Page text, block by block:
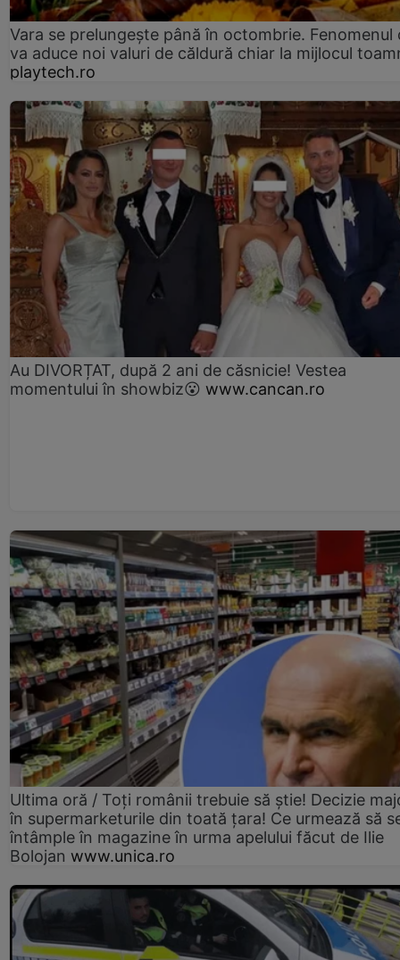
Vara se prelungeşte până în octombrie. Fenomenul
va aduce noi valuri de căldură chiar la mijlocul
playtech.ro
Au DIVORȚAT, după 2 ani de căsnicie! Vestea
momentului în showbiz😮 www.cancan.ro
Ultima oră / Toți românii trebuie să știe! Decizie
în supermarketurile din toată țara! Ce urmează să
întâmple în magazine în urma apelului făcut de Ilie
Bolojan www.unica.ro